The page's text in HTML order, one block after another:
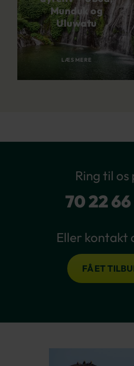
Munduk og
Uluwatu
LÆS MERE
Ring til os
70 22
Eller kontakt
FÅ ET